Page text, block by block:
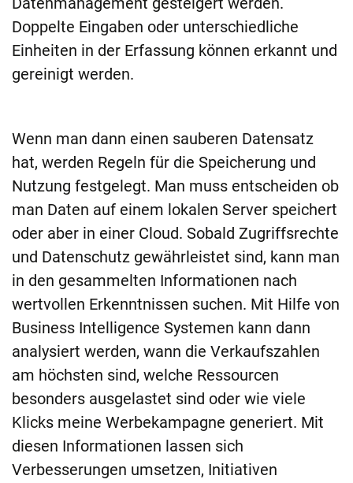
Doppelte Eingaben oder unterschiedliche
Einheiten in der Erfassung können erkannt und
gereinigt werden.
Wenn man dann einen sauberen Datensatz
hat, werden Regeln für die Speicherung und
Nutzung festgelegt. Man muss entscheiden ob
man Daten auf einem lokalen Server speichert
oder aber in einer Cloud. Sobald Zugriffsrechte
und Datenschutz gewährleistet sind, kann man
in den gesammelten Informationen nach
wertvollen Erkenntnissen suchen. Mit Hilfe von
Business Intelligence Systemen kann dann
analysiert werden, wann die Verkaufszahlen
am höchsten sind, welche Ressourcen
besonders ausgelastet sind oder wie viele
Klicks meine Werbekampagne generiert. Mit
diesen Informationen lassen sich
Verbesserungen umsetzen, Initiativen